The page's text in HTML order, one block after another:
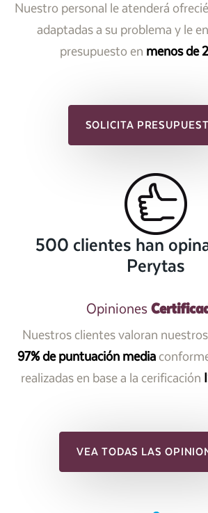
Nuestro personal le atenderá
adaptadas a su problema y le
presupuesto en menos de
SOLICITA
500 clientes han
Perytas
Opiniones
Nuestros clientes valoran
97% de puntuación media
realizadas en base a la cerificación
VEA TODAS LAS